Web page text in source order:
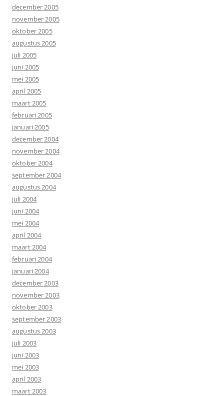
december 2005
november 2005
oktober 2005
augustus 2005
juli 2005
juni 2005
mei 2005
april 2005
maart 2005
februari 2005
januari 2005
december 2004
november 2004
oktober 2004
september 2004
augustus 2004
juli 2004
juni 2004
mei 2004
april 2004
maart 2004
februari 2004
januari 2004
december 2003
november 2003
oktober 2003
september 2003
augustus 2003
juli 2003
juni 2003
mei 2003
april 2003
maart 2003